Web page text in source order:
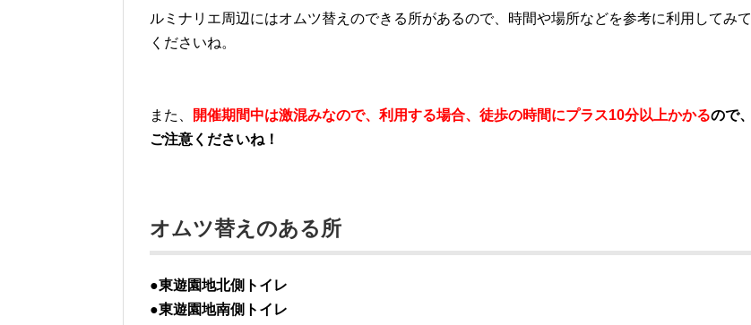
ルミナリエ周辺にはオムツ替えのできる所があるので、時間や場所などを参考に利用してみて
くださいね。
また、 開催期間中は激混みなので、利用する場合、徒歩の時間にプラス10分以上かかるので、
ご注意くださいね！
オムツ替えのある所
●東遊園地北側トイレ
●東遊園地南側トイレ